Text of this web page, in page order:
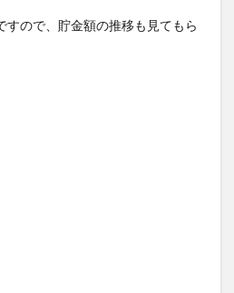
すので、貯金額の推移も見てもら